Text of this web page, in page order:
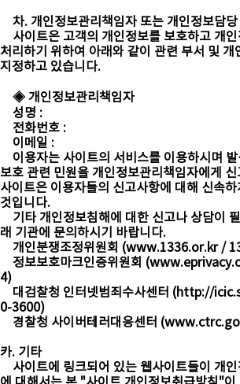
차. 개인정보관리책임자 또는 개인정보담당
사이트은 고객의 개인정보를 보호하고 개
처리하기 위하여 아래와 같이 관련 부서 및 개
지정하고 있습니다.
◈ 개인정보관리책임자
성명 :
전화번호 :
이메일 :
이용자는 사이트의 서비스를 이용하시며
보호 관련 민원을 개인정보관리책임자에게
사이트은 이용자들의 신고사항에 대해 신속
것입니다.
기타 개인정보침해에 대한 신고나 상담이
래 기관에 문의하시기 바랍니다.
개인분쟁조정위원회 (www.1336.or.kr/
정보보호마크인증위원회 (
4)
대검찰청 인터넷범죄수사센터 (http://
0-3600)
경찰청 사이버테러대응센터 (
카. 기타
사이트에 링크되어 있는 웹사이트들이 개인